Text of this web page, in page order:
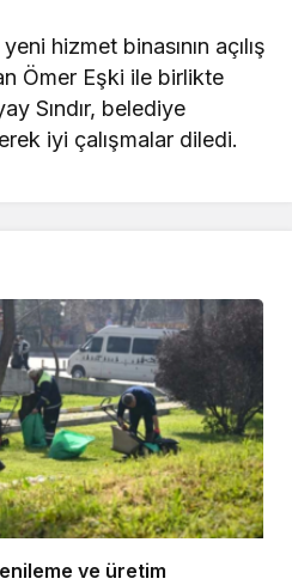
hizmet binasının açılış
Ömer Eşki ile birlikte
Sındır, belediye
iyi çalışmalar diledi.
ve üretim